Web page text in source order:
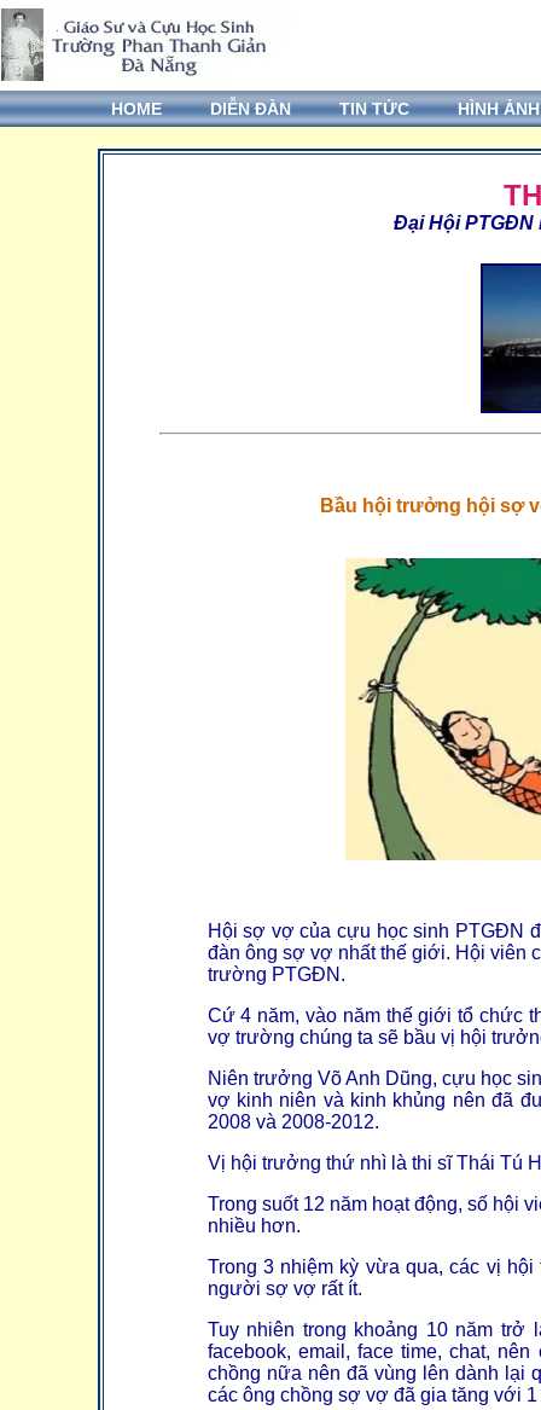
HOME DIỄN ĐÀN TIN TỨC HÌNH ẢNH
Đại Hội PTGĐN
Bầu hội trưởng hội sợ
Hội sợ vợ của cựu học sinh PTGĐN
đàn ông sợ vợ nhất thế giới. Hội viên
trường PTGĐN.
Cứ 4 năm, vào năm thế giới tổ chức
vợ trường chúng ta sẽ bầu vị hội
Niên trưởng Võ Anh Dũng, cựu học
vợ kinh niên và kinh khủng nên đã
2008 và 2008-2012.
Vị hội trưởng thứ nhì là thi sĩ Thái Tú
Trong suốt 12 năm hoạt động, số hội
nhiều hơn.
Trong 3 nhiệm kỳ vừa qua, các vị
người sợ vợ rất ít.
Tuy nhiên trong khoảng 10 năm
facebook, email, face time, chat,
chồng nữa nên đã vùng lên dành lại
các ông chồng sợ vợ đã gia tăng với 1